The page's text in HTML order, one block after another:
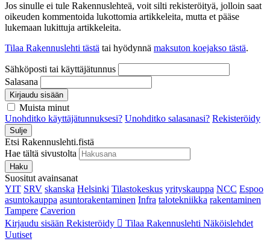
Jos sinulle ei tule Rakennuslehteä, voit silti rekisteröityä, jolloin saat
oikeuden kommentoida lukottomia artikkeleita, mutta et pääse
lukemaan lukittuja artikkeleita.
Tilaa Rakennuslehti tästä tai hyödynnä maksuton koejakso tästä.
Sähköposti tai käyttäjätunnus
Salasana
Kirjaudu sisään
Muista minut
Unohditko käyttäjätunnuksesi? Unohditko salasanasi? Rekisteröidy
Sulje
Etsi Rakennuslehti.fistä
Hae tältä sivustolta
Haku
Suositut avainsanat
YIT SRV skanska Helsinki Tilastokeskus yrityskauppa NCC Espoo
asuntokauppa asuntorakentaminen Infra talotekniikka rakentaminen
Tampere Caverion
Kirjaudu sisään Rekisteröidy Tilaa Rakennuslehti Näköislehdet
Uutiset